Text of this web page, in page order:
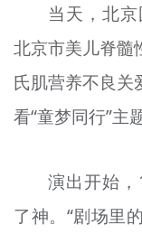
当天，北
北京市美儿脊髓
氏肌营养不良关
看“童梦同行”主
演出开始
了神。“剧场里